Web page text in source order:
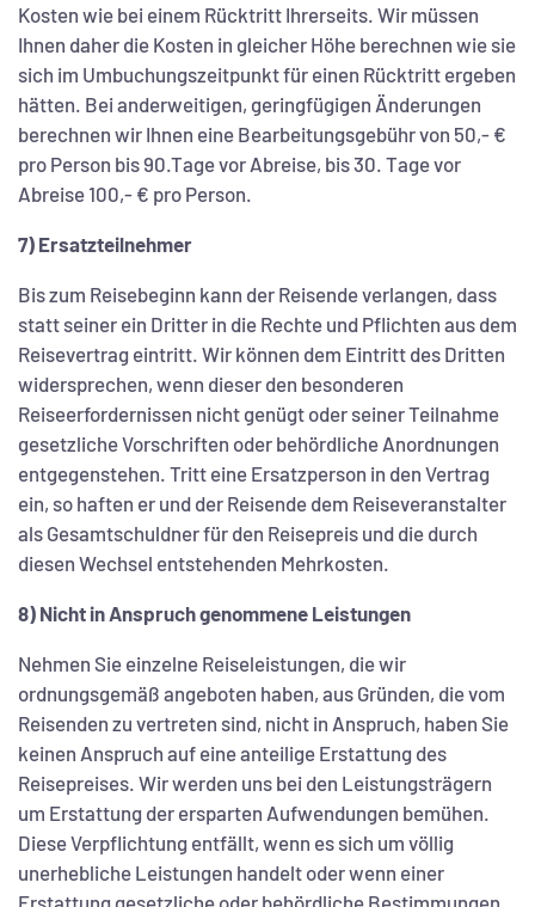
Kosten wie bei einem Rücktritt Ihrerseits. Wir müssen
Ihnen daher die Kosten in gleicher Höhe berechnen wie sie
sich im Umbuchungszeitpunkt für einen Rücktritt ergeben
hätten. Bei anderweitigen, geringfügigen Änderungen
berechnen wir Ihnen eine Bearbeitungsgebühr von 50,- €
pro Person bis 90.Tage vor Abreise, bis 30. Tage vor
Abreise 100,- € pro Person.
7) Ersatzteilnehmer
Bis zum Reisebeginn kann der Reisende verlangen, dass
statt seiner ein Dritter in die Rechte und Pflichten aus dem
Reisevertrag eintritt. Wir können dem Eintritt des Dritten
widersprechen, wenn dieser den besonderen
Reiseerfordernissen nicht genügt oder seiner Teilnahme
gesetzliche Vorschriften oder behördliche Anordnungen
entgegenstehen. Tritt eine Ersatzperson in den Vertrag
ein, so haften er und der Reisende dem Reiseveranstalter
als Gesamtschuldner für den Reisepreis und die durch
diesen Wechsel entstehenden Mehrkosten.
8) Nicht in Anspruch genommene Leistungen
Nehmen Sie einzelne Reiseleistungen, die wir
ordnungsgemäß angeboten haben, aus Gründen, die vom
Reisenden zu vertreten sind, nicht in Anspruch, haben Sie
keinen Anspruch auf eine anteilige Erstattung des
Reisepreises. Wir werden uns bei den Leistungsträgern
um Erstattung der ersparten Aufwendungen bemühen.
Diese Verpflichtung entfällt, wenn es sich um völlig
unerhebliche Leistungen handelt oder wenn einer
Erstattung gesetzliche oder behördliche Bestimmungen